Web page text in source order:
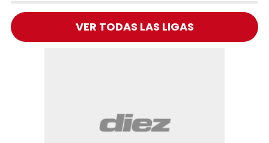
VER TODAS LAS LIGAS